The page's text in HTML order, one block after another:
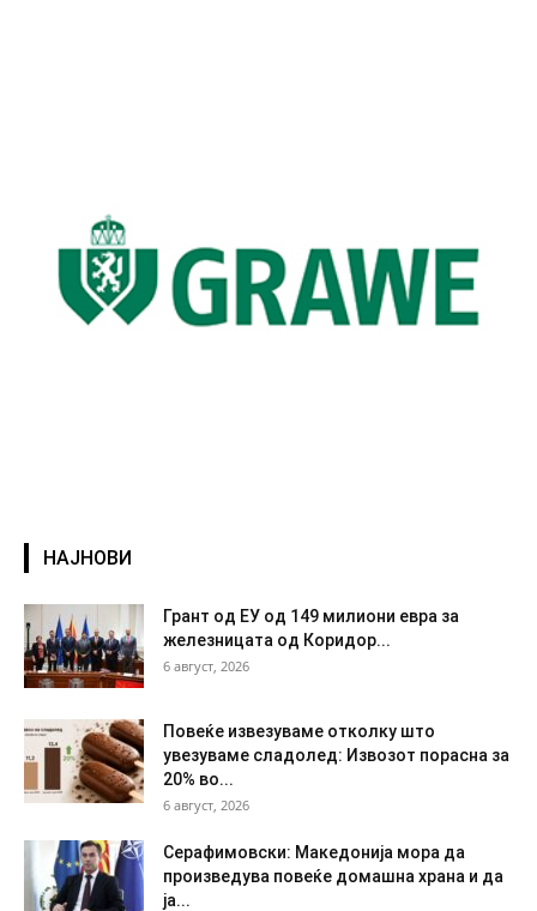
НАЈНОВИ
Грант од ЕУ од 149 милиони евра за
железницата од Коридор...
6 август, 2026
Повеќе извезуваме отколку што
увезуваме сладолед: Извозот порасна за
20% во...
6 август, 2026
Серафимовски: Македонија мора да
произведува повеќе домашна храна и да
ја...